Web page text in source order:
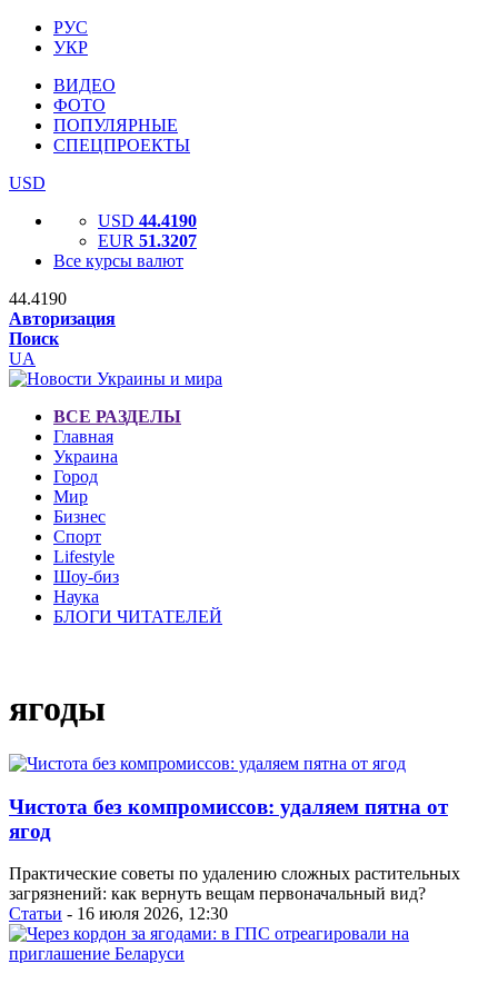
РУС
УКР
ВИДЕО
ФОТО
ПОПУЛЯРНЫЕ
СПЕЦПРОЕКТЫ
USD
USD 44.4190
EUR 51.3207
Все курсы валют
44.4190
Авторизация
Поиск
UA
ВСЕ РАЗДЕЛЫ
Главная
Украина
Город
Мир
Бизнес
Спорт
Lifestyle
Шоу-биз
Наука
БЛОГИ ЧИТАТЕЛЕЙ
ягоды
Чистота без компромиссов: удаляем пятна от
ягод
Практические советы по удалению сложных растительных
загрязнений: как вернуть вещам первоначальный вид?
Статьи - 16 июля 2026, 12:30